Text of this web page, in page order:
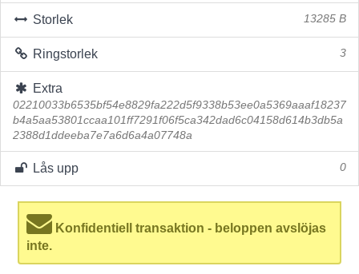
Storlek 13285 B
Ringstorlek 3
Extra
02210033b6535bf54e8829fa222d5f9338b53ee0a5369aaaf18237
b4a5aa53801ccaa101ff7291f06f5ca342dad6c04158d614b3db5a
2388d1ddeeba7e7a6d6a4a07748a
Lås upp 0
Konfidentiell transaktion - beloppen avslöjas
inte.